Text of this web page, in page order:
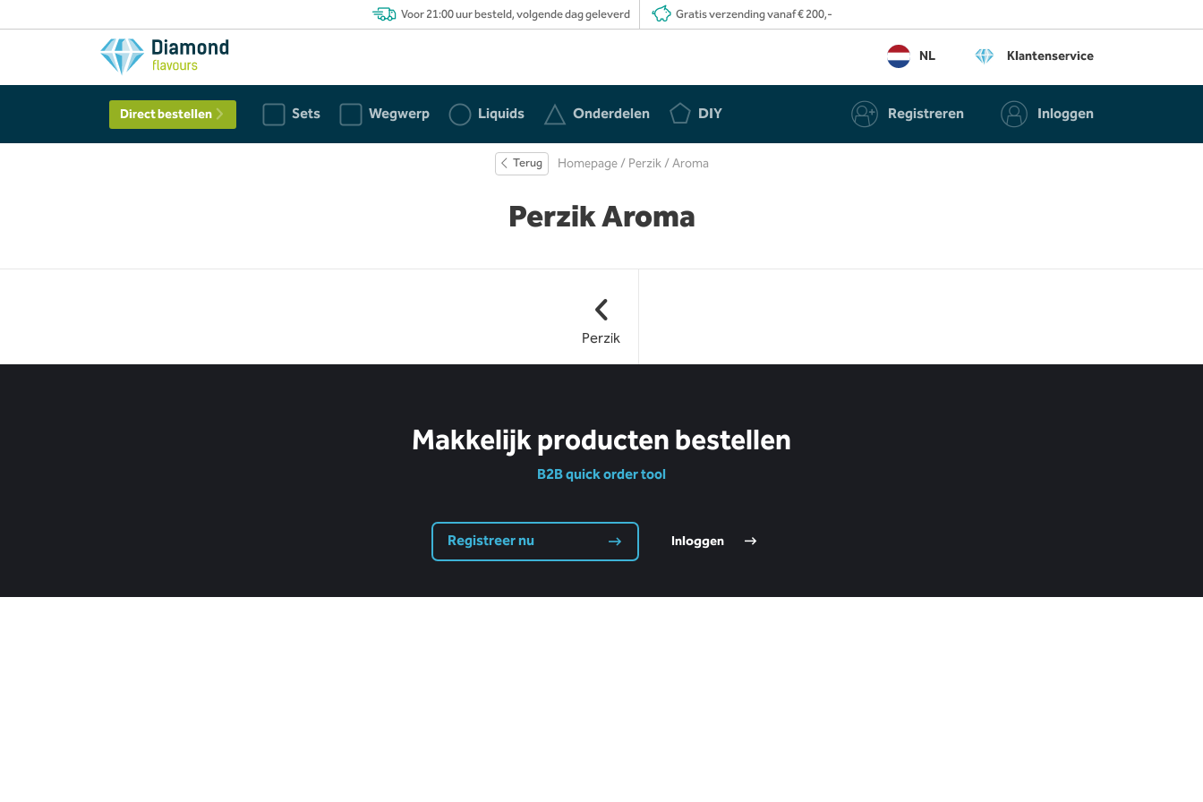
Voor 21:00 uur besteld, volgende dag geleverd Gratis verzending vanaf € 200,-
NL Klantenservice
Direct bestellen Sets Wegwerp Liquids Onderdelen DIY Registreren Inloggen
Terug Homepage/Perzik/ Aroma
Perzik Aroma
Perzik
Makkelijk producten bestellen
B2B quick order tool
Registreer nu Inloggen